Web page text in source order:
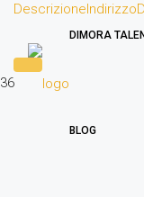
DIMORA
BLOG
DescrizioneIndirizzo
36